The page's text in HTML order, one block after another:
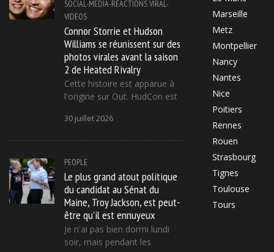
SOCIAL-MEDIA-REACTIONSVIRAL-
VIDEOS
Connor Storrie et Hudson
Williams se réunissent sur des
photos virales avant la saison
2 de Heated Rivalry
Cette histoire est apparue à
l'origine sur Out. HudCon est
30 juillet 2026
PEOPLE
Le plus grand atout politique
du candidat au Sénat du
Maine, Troy Jackson, est peut-
être qu'il est ennuyeux
Je n'ai pas bien dormi lundi
soir, mais pendant les
Marseille
Metz
Montpellier
Nancy
Nantes
Nice
Poitiers
Rennes
Rouen
Strasbourg
Tignes
Toulouse
Tours